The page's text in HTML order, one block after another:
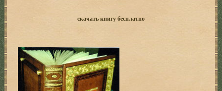
скачать книгу бесплатно